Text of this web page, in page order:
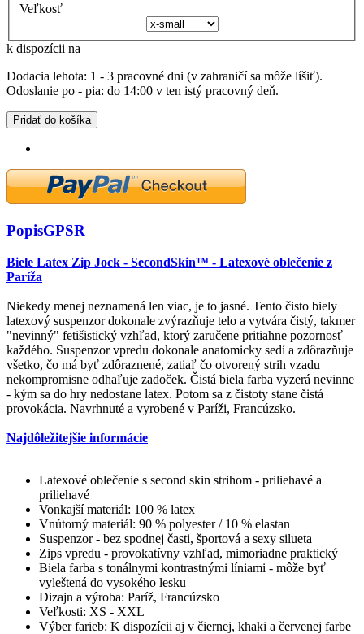
Veľkosť
k dispozícii na
Dodacia lehota: 1 - 3 pracovné dni (v zahraničí sa môže líšiť).
Odoslanie po - pia: do 14:00 v ten istý pracovný deň.
Pridať do košíka
PopisGPSR
Biele Latex Zip Jock - SecondSkin™ - Latexové oblečenie z
Paríža
Niekedy menej neznamená len viac, je to jasné. Tento čisto biely
latexový suspenzor dokonale zvýrazňuje telo a vytvára čistý, takmer
"nevinný" fetišistický vzhľad, ktorý zaručene pritiahne pozornosť
každého. Suspenzor vpredu dokonale anatomicky sedí a zdôrazňuje
všetko, čo má byť zdôraznené, zatiaľ čo otvorený strih vzadu
nekompromisne odhaľuje zadoček. Čistá biela farba vyzerá nevinne
- kým sa do hry nedostane latex. Potom sa z čistoty stane čistá
provokácia. Navrhnuté a vyrobené v Paríži, Francúzsko.
Najdôležitejšie informácie
Latexové oblečenie s second skin strihom - priliehavé a
priliehavé
Vonkajší materiál: 100 % latex
Vnútorný materiál: 90 % polyester / 10 % elastan
Suspenzor - bez spodnej časti, športová a sexy silueta
Zips vpredu - provokatívny vzhľad, mimoriadne praktický
Biela farba s tonálnymi kontrastnými líniami - môže byť
vyleštená do vysokého lesku
Dizajn a výroba: Paríž, Francúzsko
Veľkosti: XS - XXL
Výber farieb: K dispozícii aj v čiernej, khaki a červenej farbe